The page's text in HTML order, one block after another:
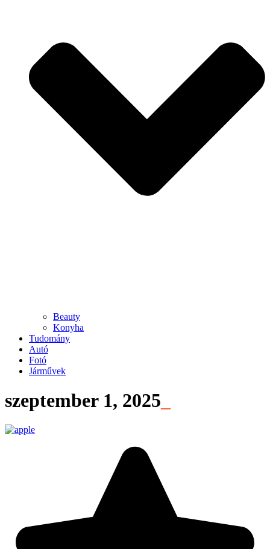
Beauty
Konyha
Tudomány
Autó
Fotó
Járművek
szeptember 1, 2025